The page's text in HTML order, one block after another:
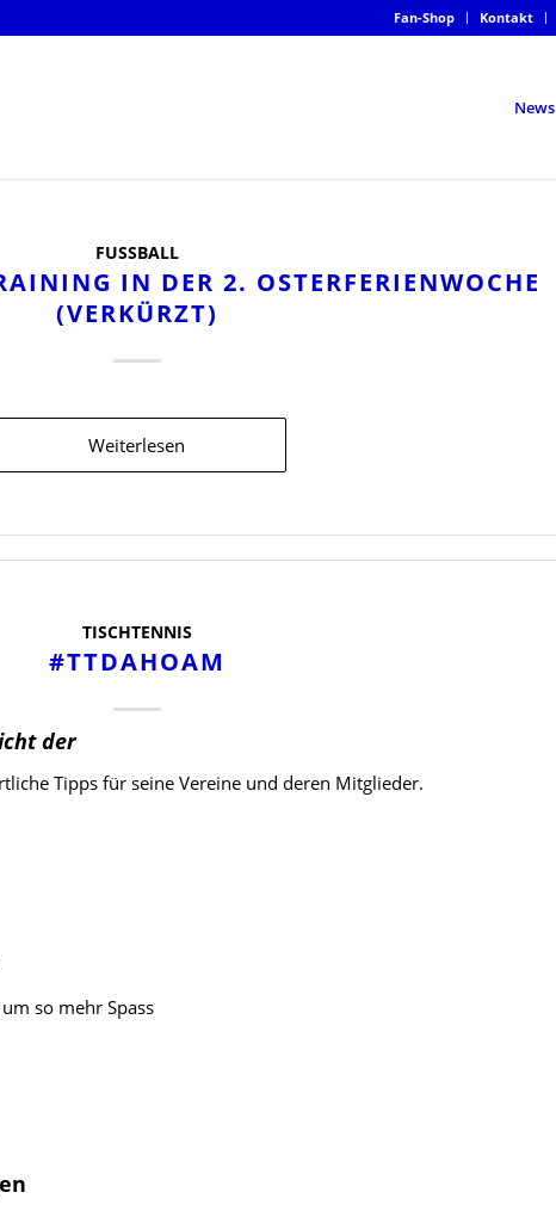
Fan-Shop Kontakt
News
FUSSBALL
IN DER 2. OSTERFERIENWOCHE (
VERKÜRZT)
Weiterlesen
TISCHTENNIS
#TTDAHOAM
der
Tipps für seine Vereine und deren Mitglieder.
so mehr Spass